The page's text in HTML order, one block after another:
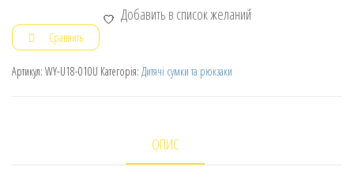
Добавить в список желаний
Сравнить
Артикул: WY-U18-010U Категорія: Дитячі сумки та рюкзаки
ОПИС